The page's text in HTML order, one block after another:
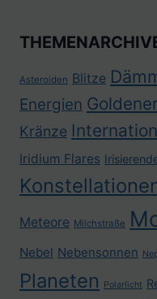
Asteroiden Blitze
Energien
Kränze
Iridium Flares
Meteore Milchstraße
Nebel Nebensonnen
Planeten Polarlicht